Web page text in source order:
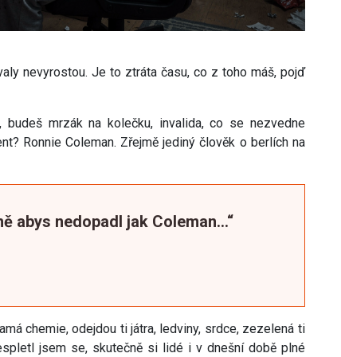
nevyrostou. Je to ztráta času, co z toho máš, pojď
budeš mrzák na kolečku, invalida, co se nezvedne
Ronnie Coleman. Zřejmě jediný člověk o berlích na
abys nedopadl jak Coleman…“
chemie, odejdou ti játra, ledviny, srdce, zezelená ti
jsem se, skutečně si lidé i v dnešní době plné